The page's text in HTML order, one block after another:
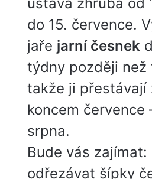
do 15. července.
jaře jarní česnek
týdny později než
takže ji přestávají
koncem července
srpna.
Bude vás zajímat:
odřezávat šípky